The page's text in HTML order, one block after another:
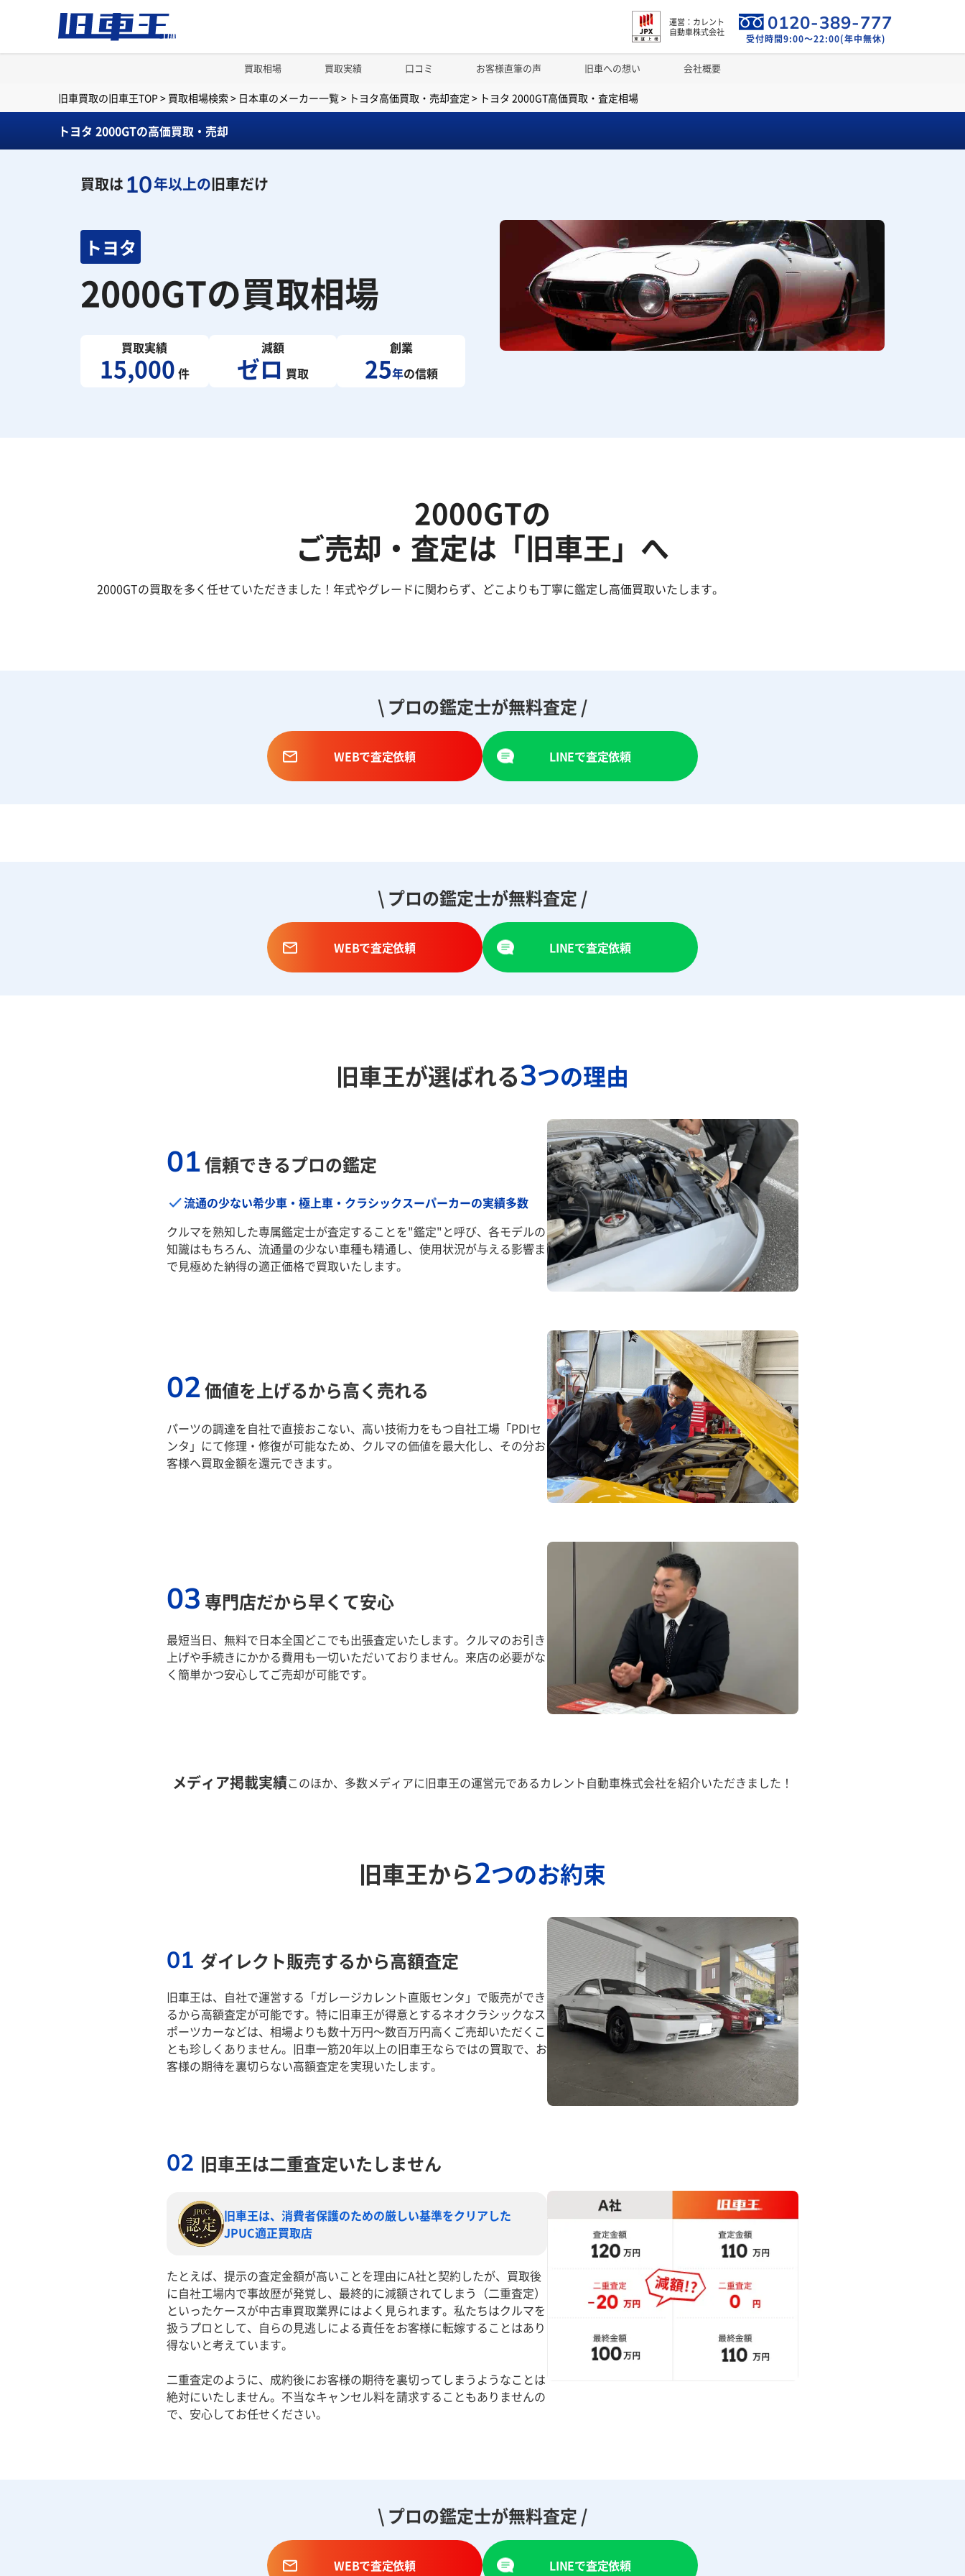
運営：カレント
自動車株式会社
0120-389-777
受付時間9:00～22:00(年中無休)
買取相場 買取実績 口コミ お客様直筆の声 旧車への想い 会社概要
旧車買取の旧車王TOP > 買取相場検索 > 日本車のメーカー一覧> トヨタ高価買取・売却査定 > トヨタ 2000GT高価買取・査定相場
トヨタ 2000GTの高価買取・売却
買取は10年以上の旧車だけ
トヨタ
2000GTの買取相場
買取実績
15,000 件
減額
ゼロ 買取
創業
25年の信頼
2000GTの
ご売却・査定は「旧車王」へ
2000GTの買取を多く任せていただきました！年式やグレードに関わらず、どこよりも丁寧に鑑定し高価買取いたします。
\ プロの鑑定士が無料査定 /
WEBで査定依頼 LINEで査定依頼
\ プロの鑑定士が無料査定 /
WEBで査定依頼 LINEで査定依頼
旧車王が選ばれる3つの理由
01信頼できるプロの鑑定
流通の少ない希少車・極上車・クラシックスーパーカーの実績多数
クルマを熟知した専属鑑定士が査定することを"鑑定"と呼び、各モデルの
知識はもちろん、流通量の少ない車種も精通し、使用状況が与える影響ま
で見極めた納得の適正価格で買取いたします。
02価値を上げるから高く売れる
パーツの調達を自社で直接おこない、高い技術力をもつ自社工場「PDIセ
ンタ」にて修理・修復が可能なため、クルマの価値を最大化し、その分お
客様へ買取金額を還元できます。
03 専門店だから早くて安心
最短当日、無料で日本全国どこでも出張査定いたします。クルマのお引き
上げや手続きにかかる費用も一切いただいておりません。来店の必要がな
く簡単かつ安心してご売却が可能です。
メディア掲載実績このほか、多数メディアに旧車王の運営元であるカレント自動車株式会社を紹介いただきました！
旧車王から2つのお約束
01 ダイレクト販売するから高額査定
旧車王は、自社で運営する「ガレージカレント直販センタ」で販売ができ
るから高額査定が可能です。特に旧車王が得意とするネオクラシックなス
ポーツカーなどは、相場よりも数十万円～数百万円高くご売却いただくこ
とも珍しくありません。旧車一筋20年以上の旧車王ならではの買取で、お
客様の期待を裏切らない高額査定を実現いたします。
02 旧車王は二重査定いたしません
旧車王は、消費者保護のための厳しい基準をクリアした
JPUC適正買取店
たとえば、提示の査定金額が高いことを理由にA社と契約したが、買取後
に自社工場内で事故歴が発覚し、最終的に減額されてしまう（二重査定）
といったケースが中古車買取業界にはよく見られます。私たちはクルマを
扱うプロとして、自らの見逃しによる責任をお客様に転嫁することはあり
得ないと考えています。
二重査定のように、成約後にお客様の期待を裏切ってしまうようなことは
絶対にいたしません。不当なキャンセル料を請求することもありませんの
で、安心してお任せください。
\ プロの鑑定士が無料査定 /
WEBで査定依頼 LINEで査定依頼